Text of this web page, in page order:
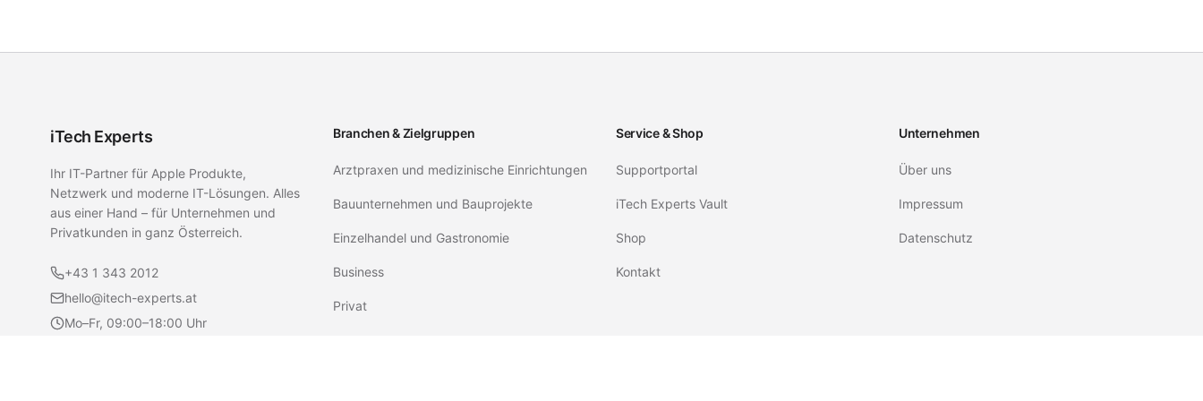
iTech Experts
Ihr IT-Partner für Apple Produkte,
Netzwerk und moderne IT-Lösungen. Alles
aus einer Hand – für Unternehmen und
Privatkunden in ganz Österreich.
+43 1 343 2012
hello@itech-experts.at
Mo–Fr, 09:00–18:00 Uhr
Branchen & Zielgruppen
Arztpraxen und medizinische Einrichtungen
Bauunternehmen und Bauprojekte
Einzelhandel und Gastronomie
Business
Privat
Service & Shop
Supportportal
iTech Experts Vault
Shop
Kontakt
Unternehmen
Über uns
Impressum
Datenschutz